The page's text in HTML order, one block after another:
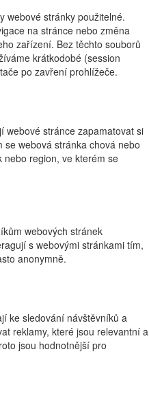
webové stránky použitelné.
na stránce nebo změna
zařízení. Bez těchto souborů
krátkodobé (session
po zavření prohlížeče.
webové stránce zapamatovat si
webová stránka chová nebo
nebo region, ve kterém se
webových stránek
s webovými stránkami tím,
anonymně.
ke sledování návštěvníků a
reklamy, které jsou relevantní a
jsou hodnotnější pro